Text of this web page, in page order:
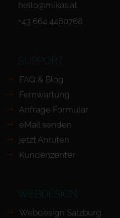
hello@mikas.at
+43 664 4460768
SUPPORT
FAQ & Blog
Fernwartung
Anfrage Formular
eMail senden
jetzt Anrufen
Kundenzenter
WEBDESIGN
Webdesign Salzburg